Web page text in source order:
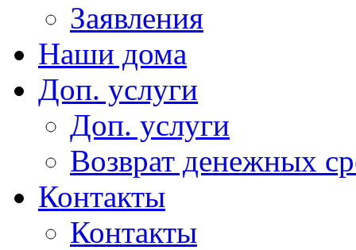
Заявления
Наши дома
Доп. услуги
Доп. услуги
Возврат денежных
Контакты
Контакты